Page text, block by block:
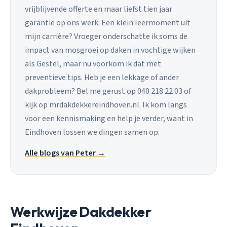
vrijblijvende offerte en maar liefst tien jaar
garantie op ons werk. Een klein leermoment uit
mijn carrière? Vroeger onderschatte ik soms de
impact van mosgroei op daken in vochtige wijken
als Gestel, maar nu voorkom ik dat met
preventieve tips. Heb je een lekkage of ander
dakprobleem? Bel me gerust op 040 218 22 03 of
kijk op mrdakdekkereindhoven.nl. Ik kom langs
voor een kennismaking en help je verder, want in
Eindhoven lossen we dingen samen op.
Alle blogs van Peter →
Werkwijze Dakdekker